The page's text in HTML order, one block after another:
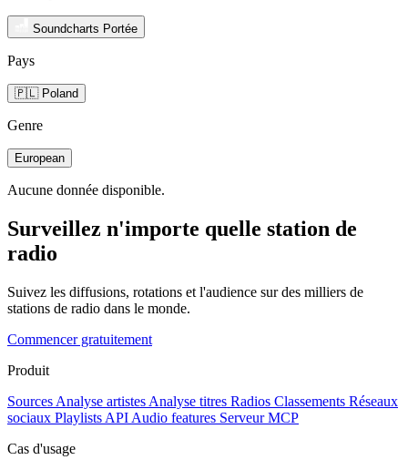
Soundcharts Portée
Pays
🇵🇱 Poland
Genre
European
Aucune donnée disponible.
Surveillez n'importe quelle station de
radio
Suivez les diffusions, rotations et l'audience sur des milliers de
stations de radio dans le monde.
Commencer gratuitement
Produit
Sources Analyse artistes Analyse titres Radios Classements Réseaux
sociaux Playlists API Audio features Serveur MCP
Cas d'usage